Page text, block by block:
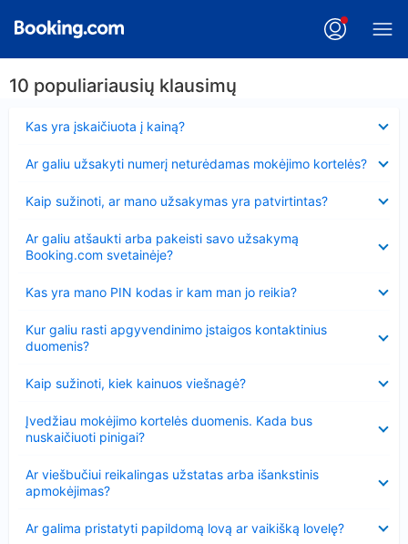
10 populiariausių klausimų
Kas yra įskaičiuota į kainą?
Ar galiu užsakyti numerį neturėdamas mokėjimo kortelės?
Kaip sužinoti, ar mano užsakymas yra patvirtintas?
Ar galiu atšaukti arba pakeisti savo užsakymą
Booking.com svetainėje?
Kas yra mano PIN kodas ir kam man jo reikia?
Kur galiu rasti apgyvendinimo įstaigos kontaktinius
duomenis?
Kaip sužinoti, kiek kainuos viešnagė?
Įvedžiau mokėjimo kortelės duomenis. Kada bus
nuskaičiuoti pinigai?
Ar viešbučiui reikalingas užstatas arba išankstinis
apmokėjimas?
Ar galima pristatyti papildomą lovą ar vaikišką lovelę?